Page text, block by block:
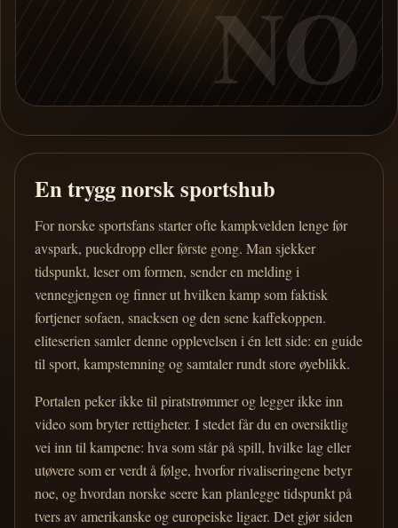
NO
En trygg norsk sportshub
For norske sportsfans starter ofte kampkvelden lenge før
avspark, puckdropp eller første gong. Man sjekker
tidspunkt, leser om formen, sender en melding i
vennegjengen og finner ut hvilken kamp som faktisk
fortjener sofaen, snacksen og den sene kaffekoppen.
eliteserien samler denne opplevelsen i én lett side: en guide
til sport, kampstemning og samtaler rundt store øyeblikk.
Portalen peker ikke til piratstrømmer og legger ikke inn
video som bryter rettigheter. I stedet får du en oversiktlig
vei inn til kampene: hva som står på spill, hvilke lag eller
utøvere som er verdt å følge, hvorfor rivaliseringene betyr
noe, og hvordan norske seere kan planlegge tidspunkt på
tvers av amerikanske og europeiske ligaer. Det gjør siden